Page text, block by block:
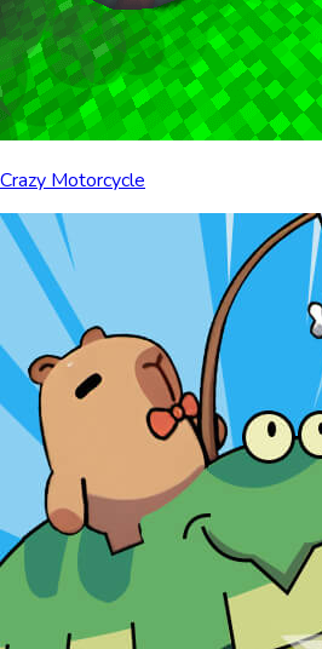
Crazy Motorcycle